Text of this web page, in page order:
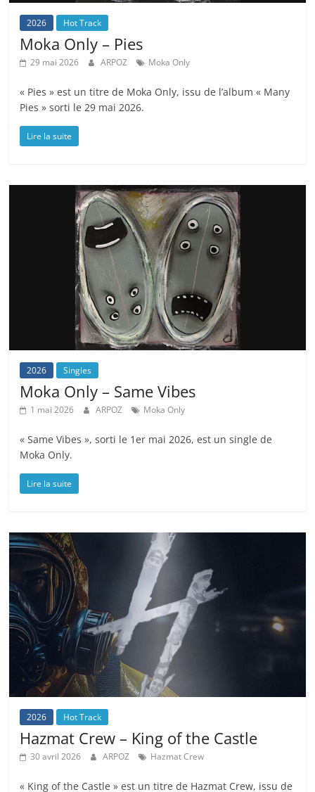
2026 Hot Track
Moka Only – Pies
29 mai 2026 ARPOZ Moka Only
« Pies » est un titre de Moka Only, issu de l’album « Many
Pies » sorti le 29 mai 2026.
Lire la suite
2026 Singles
Moka Only – Same Vibes
1 mai 2026 ARPOZ Moka Only
« Same Vibes », sorti le 1er mai 2026, est un single de
Moka Only.
Lire la suite
2026 Hot Track
Hazmat Crew – King of the Castle
30 avril 2026 ARPOZ Hazmat Crew
« King of the Castle » est un titre de Hazmat Crew, issu de